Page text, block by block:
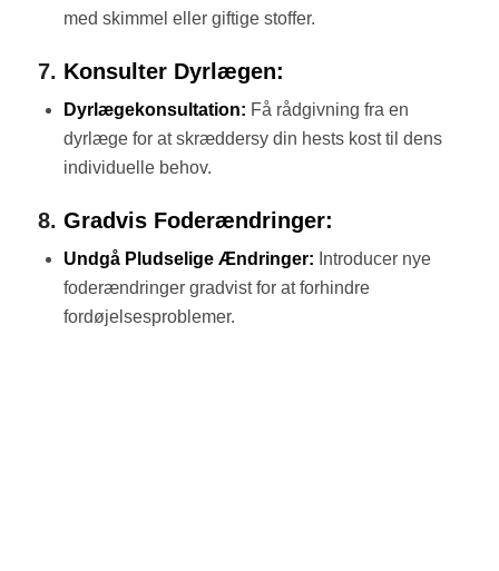
med skimmel eller giftige stoffer.
7. Konsulter Dyrlægen:
Dyrlægekonsultation: Få rådgivning fra en
dyrlæge for at skræddersy din hests kost til dens
individuelle behov.
8. Gradvis Foderændringer:
Undgå Pludselige Ændringer: Introducer nye
foderændringer gradvist for at forhindre
fordøjelsesproblemer.